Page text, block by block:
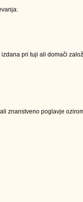
pri tuji ali domači
poglavje